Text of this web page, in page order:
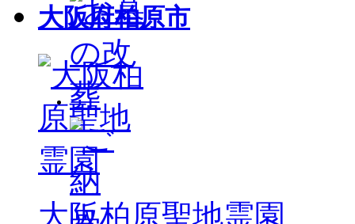
大阪府柏原市
大阪柏原聖地霊園